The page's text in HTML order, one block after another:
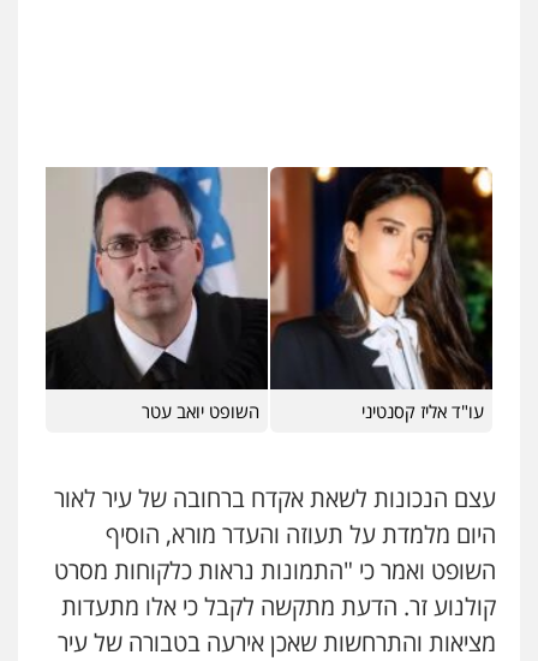
עו"ד אליז קסנטיני השופט יואב עטר
עצם הנכונות לשאת אקדח ברחובה של עיר לאור
היום מלמדת על תעוזה והעדר מורא, הוסיף
השופט ואמר כי "התמונות נראות כלקוחות מסרט
קולנוע זר. הדעת מתקשה לקבל כי אלו מתעדות
מציאות והתרחשות שאכן אירעה בטבורה של עיר